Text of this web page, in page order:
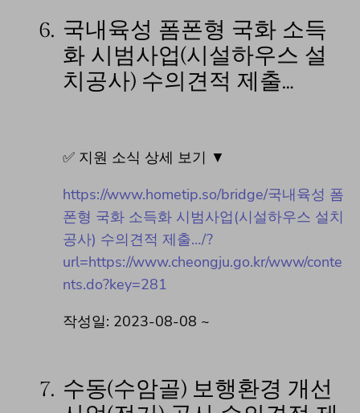
6. 국내육성 폼폰형 국화 소득
화 시범사업(시설하우스 설
치공사) 수의견적 제출…
✅ 지원 소식 상세 보기 ▼
https://www.hometip.so/bridge/국내육성 폼
폰형 국화 소득화 시범사업(시설하우스 설치
공사) 수의견적 제출…/?
url=https://www.cheongju.go.kr/www/conte
nts.do?key=281
작성일: 2023-08-08 ~
7. 수동(수암골) 보행환경 개선